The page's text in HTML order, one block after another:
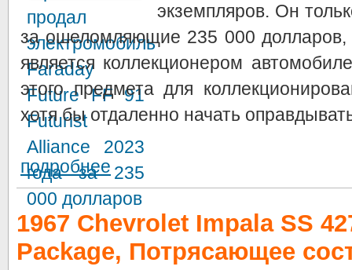
экземпляров. Он
за ошеломляющие 235 000 долларов,
является коллекционером
этого предмета для
хотя бы отдаленно начать
подробнее
1967 Chevrolet Impala SS
Package, Потрясающее